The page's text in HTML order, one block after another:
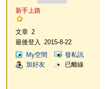
新手上路
文章 2
最後登入
2015-8-22
My空間
發私訊
加好友
已離線